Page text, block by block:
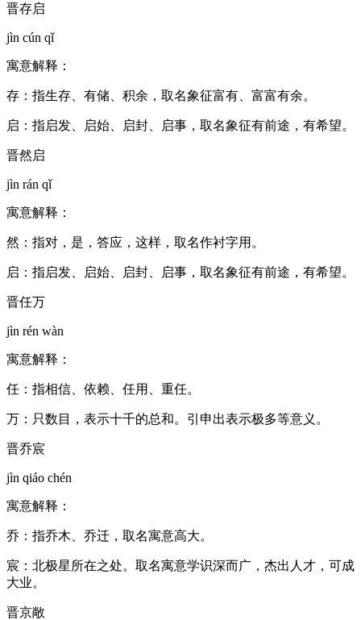
晋存启
jìn cún qǐ
寓意解释：
存：指生存、有储、积余，取名象征富有、富富有余。
启：指启发、启始、启封、启事，取名象征有前途，有希望。
晋然启
jìn rán qǐ
寓意解释：
然：指对，是，答应，这样，取名作衬字用。
启：指启发、启始、启封、启事，取名象征有前途，有希望。
晋任万
jìn rén wàn
寓意解释：
任：指相信、依赖、任用、重任。
万：只数目，表示十千的总和。引申出表示极多等意义。
晋乔宸
jìn qiáo chén
寓意解释：
乔：指乔木、乔迁，取名寓意高大。
宸：北极星所在之处。取名寓意学识深而广，杰出人才，可成
大业。
晋京敞